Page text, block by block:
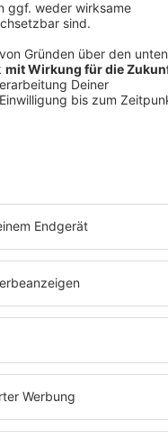
für queere
271 53 297
251 66 56 86